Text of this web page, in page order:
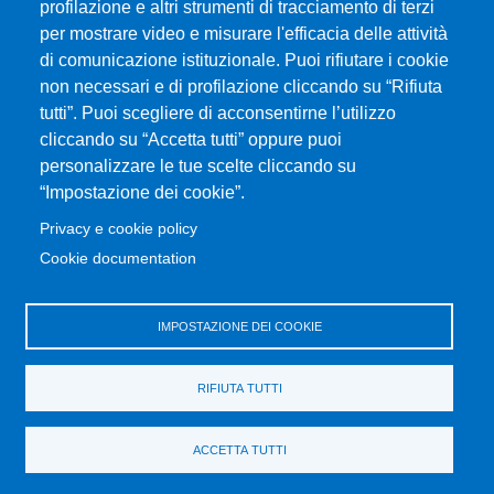
profilazione e altri strumenti di tracciamento di terzi
per mostrare video e misurare l'efficacia delle attività
di comunicazione istituzionale. Puoi rifiutare i cookie
non necessari e di profilazione cliccando su “Rifiuta
tutti”. Puoi scegliere di acconsentirne l’utilizzo
cliccando su “Accetta tutti” oppure puoi
personalizzare le tue scelte cliccando su
“Impostazione dei cookie”.
Privacy e cookie policy
Cookie documentation
IMPOSTAZIONE DEI COOKIE
RIFIUTA TUTTI
ACCETTA TUTTI
Piazza Pugliatti, 1 - 98122 Messina
Cod. Fiscale 80004070837
P.IVA 00724160833
Centralino: 090 676 1
MENÙ SOCIAL
MENÙ FOOTER 1
Accessibilità
Privacy e cookie policy
Cambia idea sui cookie
MENÙ FOOTER 2
Amministrazione trasparente
Vecchio Portale MIFT